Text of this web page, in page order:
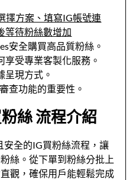
擇方案、填寫IG帳號連
等待粉絲數增加
安全購買高品質粉絲。
享受專業客製化服務。
呈現方式。
查功能的重要性。
絲 流程介紹
安全的IG買粉絲流程，讓
絲。從下單到粉絲分批上
觀，確保用戶能輕鬆完成